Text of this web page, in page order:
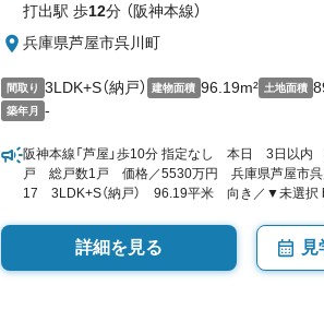
打出駅 歩12分 （阪神本線）
兵庫県芦屋市呉川町
間取り 3LDK+S（納戸） 建物面積 96.19m² 土地面積
築年月 -
阪神本線「芦屋」歩10分 指定なし 本日 3日以内
戸 総戸数1戸 価格／5530万円 兵庫県芦屋市呉
17 3LDK+S（納戸） 96.19平米 向き／▼未選択
詳細を見る